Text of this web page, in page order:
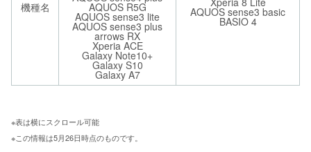
機種名 AQUOS R5G
AQUOS sense3 lite
AQUOS sense3 plus
arrows RX
Xperia ACE
Galaxy Note10+
Galaxy S10
Galaxy A7
AQUOS sense3 basic
BASIO 4
※表は横にスクロール可能
※この情報は5月26日時点のものです。